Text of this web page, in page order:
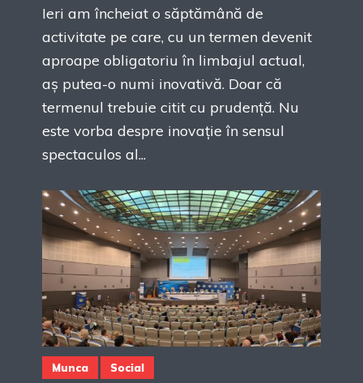
Ieri am încheiat o săptămână de
activitate pe care, cu un termen devenit
aproape obligatoriu în limbajul actual,
aș putea-o numi inovativă. Doar că
termenul trebuie citit cu prudență. Nu
este vorba despre inovație în sensul
spectaculos al...
Munca Social